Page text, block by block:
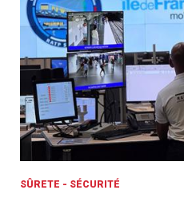
SÛRETE - SÉCURITÉ